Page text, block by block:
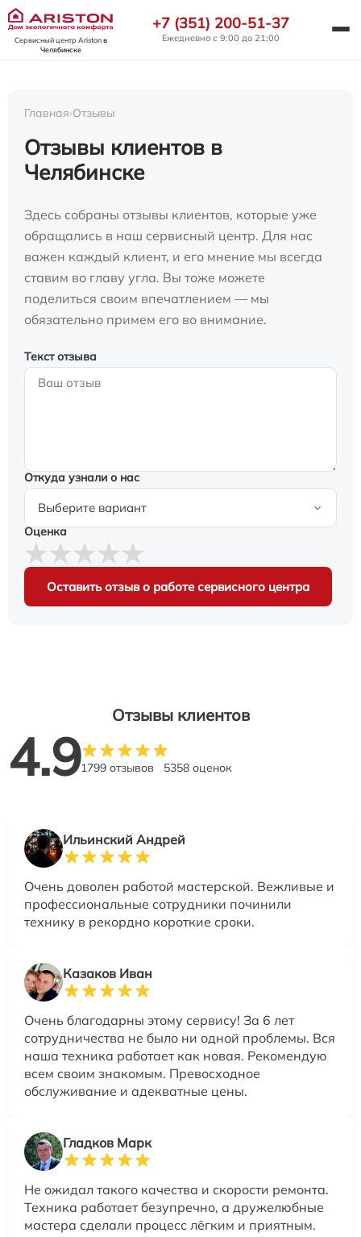
Сервисный центр Aristonв
Челябинске
+7 (351) 200-51-37
Ежедневно с 9:00 до 21:00
Главная›Отзывы
Отзывы клиентов в
Челябинске
Здесь собраны отзывы клиентов, которые уже
обращались в наш сервисный центр. Для нас
важен каждый клиент, и его мнение мы всегда
ставим во главу угла. Вы тоже можете
поделиться своим впечатлением — мы
обязательно примем его во внимание.
Текст отзыва
Откуда узнали о нас
Оценка
Оставить отзыв о работе сервисного центра
Отзывы клиентов
4.91799 отзывов 5358 оценок
Ильинский Андрей
Очень доволен работой мастерской. Вежливые и
профессиональные сотрудники починили
технику в рекордно короткие сроки.
Казаков Иван
Очень благодарны этому сервису! За 6 лет
сотрудничества не было ни одной проблемы. Вся
наша техника работает как новая. Рекомендую
всем своим знакомым. Превосходное
обслуживание и адекватные цены.
Гладков Марк
Не ожидал такого качества и скорости ремонта.
Техника работает безупречно, а дружелюбные
мастера сделали процесс лёгким и приятным.